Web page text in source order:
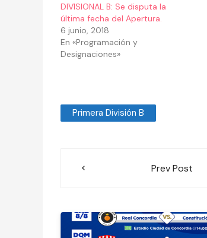
DIVISIONAL B: Se disputa la
última fecha del Apertura.
6 junio, 2018
En «Programación y
Designaciones»
Primera División B
NavegaciónPrev Post